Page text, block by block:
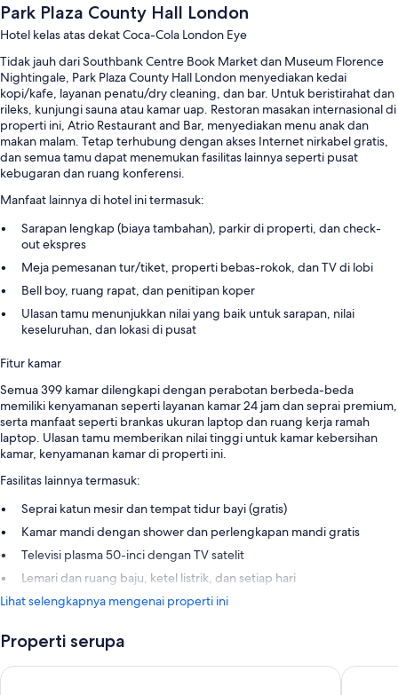
Park Plaza County Hall London
Hotel kelas atas dekat Coca-Cola London Eye
Tidak jauh dari Southbank Centre Book Market dan Museum Florence
Nightingale, Park Plaza County Hall London menyediakan kedai
kopi/kafe, layanan penatu/dry cleaning, dan bar. Untuk beristirahat dan
rileks, kunjungi sauna atau kamar uap. Restoran masakan internasional di
properti ini, Atrio Restaurant and Bar, menyediakan menu anak dan
makan malam. Tetap terhubung dengan akses Internet nirkabel gratis,
dan semua tamu dapat menemukan fasilitas lainnya seperti pusat
kebugaran dan ruang konferensi.
Manfaat lainnya di hotel ini termasuk:
Sarapan lengkap (biaya tambahan), parkir di properti, dan check-
out ekspres
Meja pemesanan tur/tiket, properti bebas-rokok, dan TV di lobi
Bell boy, ruang rapat, dan penitipan koper
Ulasan tamu menunjukkan nilai yang baik untuk sarapan, nilai
keseluruhan, dan lokasi di pusat
Fitur kamar
Semua 399 kamar dilengkapi dengan perabotan berbeda-beda
memiliki kenyamanan seperti layanan kamar 24 jam dan seprai premium,
serta manfaat seperti brankas ukuran laptop dan ruang kerja ramah
laptop. Ulasan tamu memberikan nilai tinggi untuk kamar kebersihan
kamar, kenyamanan kamar di properti ini.
Fasilitas lainnya termasuk:
Seprai katun mesir dan tempat tidur bayi (gratis)
Kamar mandi dengan shower dan perlengkapan mandi gratis
Televisi plasma 50-inci dengan TV satelit
Lemari dan ruang baju, ketel listrik, dan setiap hari
Lihat selengkapnya mengenai properti ini
Properti serupa
Park Plaza London Westminster Bridge Park